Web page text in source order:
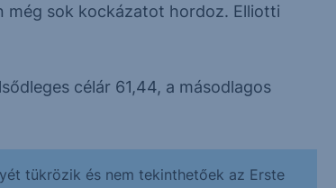
még sok kockázatot hordoz. Elliotti
célár 61,44, a másodlagos
tükrözik és nem tekinthetőek az Erste